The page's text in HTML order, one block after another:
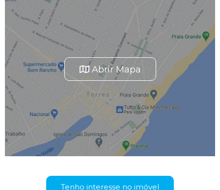
Abrir Mapa
Tenho interesse no imóvel